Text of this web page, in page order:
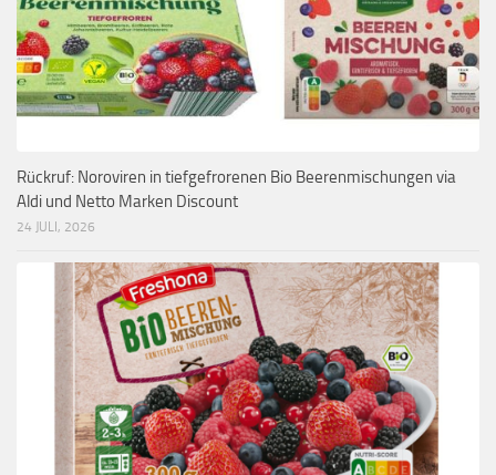
Rückruf: Noroviren in tiefgefrorenen Bio Beerenmischungen via
Aldi und Netto Marken Discount
24 JULI, 2026